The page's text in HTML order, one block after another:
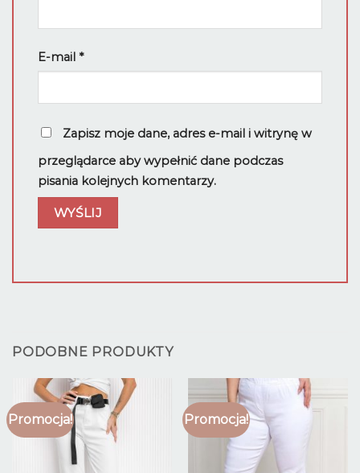
E-mail *
Zapisz moje dane, adres e-mail i witrynę w
przeglądarce aby wypełnić dane podczas
pisania kolejnych komentarzy.
PODOBNE PRODUKTY
Promocja! Promocja!